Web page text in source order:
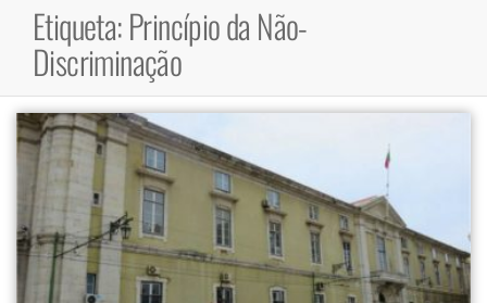
Etiqueta:Princípio da Não-
Discriminação